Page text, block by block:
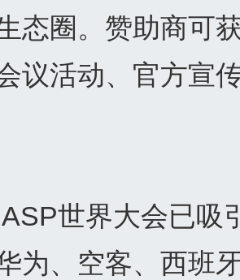
态圈。赞助商可
议活动、官方宣
世界大会已吸
为、空客、西班